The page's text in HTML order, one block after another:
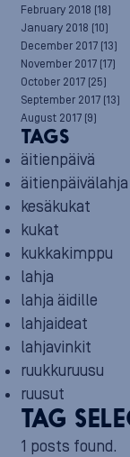
February 2018 (18)
January 2018 (10)
December 2017 (13)
November 2017 (17)
October 2017 (25)
September 2017 (13)
August 2017 (9)
TAGS
äitienpäivä
äitienpäivälahja
kesäkukat
kukat
kukkakimppu
lahja
lahja äidille
lahjaideat
lahjavinkit
ruukkuruusu
ruusut
TAG
1 posts found.